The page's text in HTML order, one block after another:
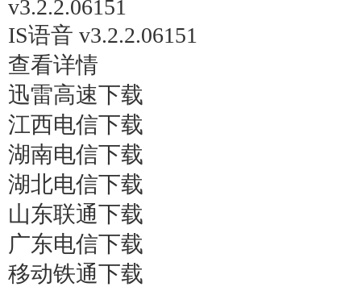
IS语音 v3.2.2.06151
查看详情
迅雷高速下载
江西电信下载
湖南电信下载
湖北电信下载
山东联通下载
广东电信下载
移动铁通下载